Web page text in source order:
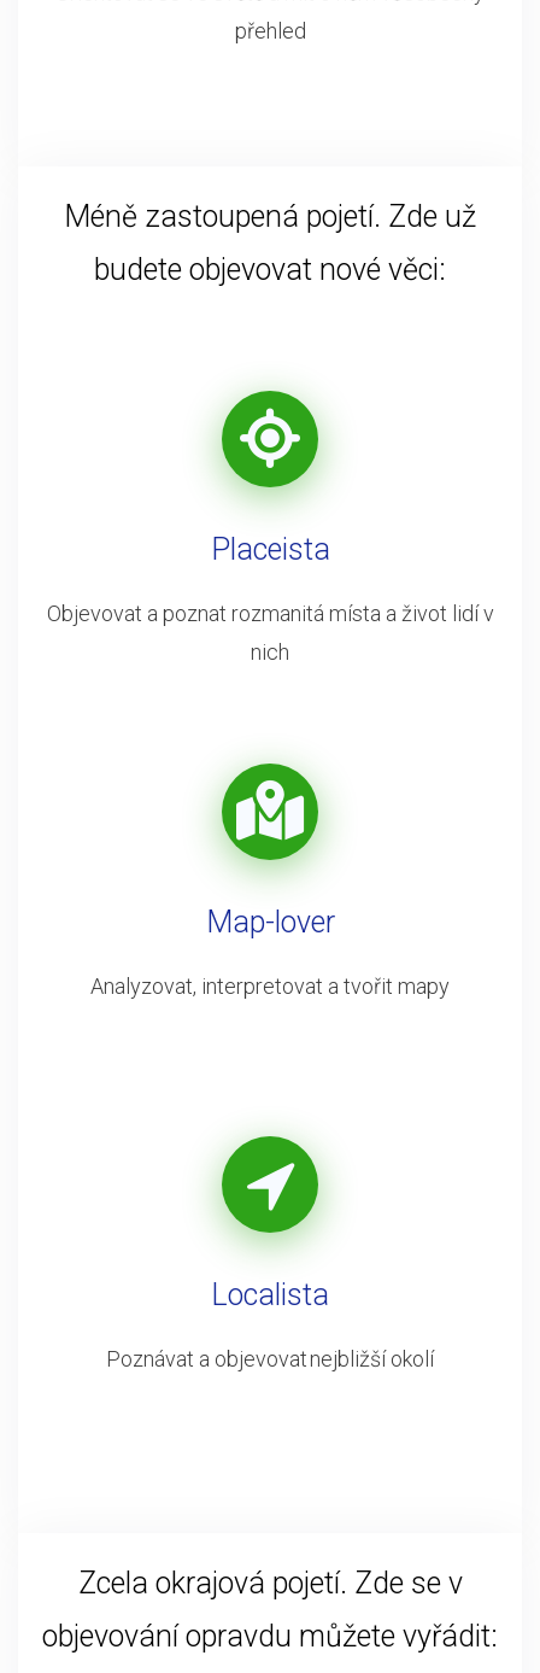
přehled
Méně zastoupená pojetí. Zde už
budete objevovat nové věci:
Placeista
Objevovat a poznat rozmanitá místa a život lidí v
nich
Map-lover
Analyzovat, interpretovat a tvořit mapy
Localista
Poznávat a objevovat nejbližší okolí
Zcela okrajová pojetí. Zde se v
objevování opravdu můžete vyřádit: